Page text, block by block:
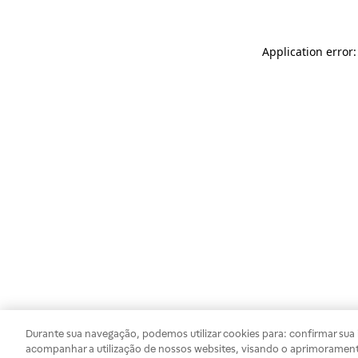
Application
Durante sua navegação, podemos utilizar cookies para: confirmar
acompanhar a utilização de nossos websites, visando o